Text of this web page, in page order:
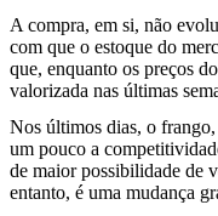
A compra, em si, não
com que o estoque do
que, enquanto os preços
valorizada nas últimas
Nos últimos dias, o
um pouco a
de maior possibilidade de
entanto, é uma mudança